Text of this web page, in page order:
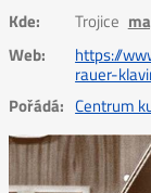
Kde: Trojice
Web:
https://
rauer-
Pořádá: Centrum